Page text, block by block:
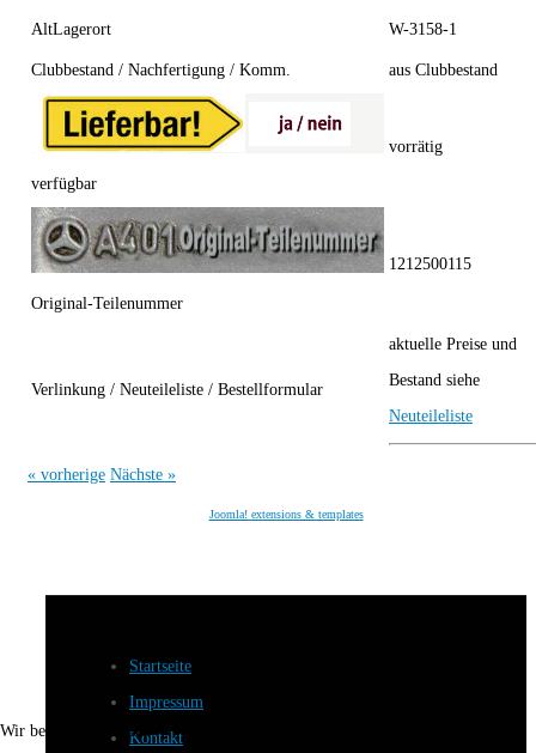
AltLagerort W-3158-1
Clubbestand / Nachfertigung / Komm. aus Clubbestand
verfügbar
vorrätig
Original-Teilenummer
1212500115
Verlinkung / Neuteileliste / Bestellformular
aktuelle Preise und
Bestand siehe
Neuteileliste
« vorherige Nächste »
Joomla! extensions & templates
Startseite
Impressum
Kontakt
Wir benutzen Cookies